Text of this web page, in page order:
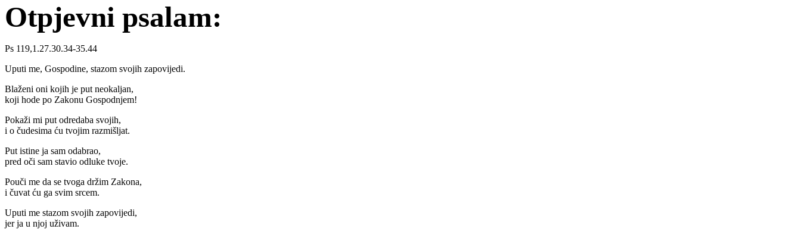
Otpjevni psalam:
Ps 119,1.27.30.34-35.44
Uputi me, Gospodine, stazom svojih zapovijedi.
Blaženi oni kojih je put neokaljan,
koji hode po Zakonu Gospodnjem!
Pokaži mi put odredaba svojih,
i o čudesima ću tvojim razmišljat.
Put istine ja sam odabrao,
pred oči sam stavio odluke tvoje.
Pouči me da se tvoga držim Zakona,
i čuvat ću ga svim srcem.
Uputi me stazom svojih zapovijedi,
jer ja u njoj uživam.